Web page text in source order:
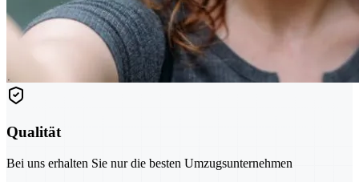
Qualität
Bei uns erhalten Sie nur die besten Umzugsunternehmen